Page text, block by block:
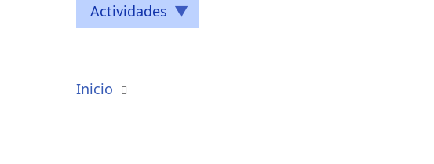
Actividades
Inicio